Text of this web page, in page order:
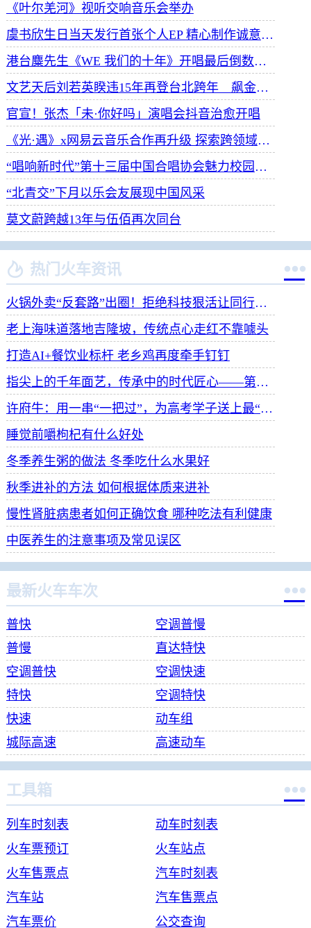
《叶尔羌河》视听交响音乐会举办
虞书欣生日当天发行首张个人EP 精心制作诚意满满
港台麋先生《WE 我们的十年》开唱最后倒数 惊喜释出10周年纪念单曲宠粉
文艺天后刘若英睽违15年再登台北跨年 飙金嗓演唱经典招牌歌掀回忆杀
官宣！张杰「未·你好吗」演唱会抖音治愈开唱
《光·遇》x网易云音乐合作再升级 探索跨领域社交新体验
“唱响新时代”第十三届中国合唱协会魅力校园合唱展演开幕
“北青交”下月以乐会友展现中国风采
莫文蔚跨越13年与伍佰再次同台
 热门火车资讯 
火锅外卖“反套路”出圈！拒绝科技狠活让同行颤抖
老上海味道落地吉隆坡，传统点心走红不靠噱头
打造AI+餐饮业标杆 老乡鸡再度牵手钉钉
指尖上的千年面艺，传承中的时代匠心——第八届“安琪酵母杯”中华发酵面食大赛武汉赛区开赛
许府牛：用一串“一把过”，为高考学子送上最“牛”祝福
睡觉前嚼枸杞有什么好处
冬季养生粥的做法 冬季吃什么水果好
秋季进补的方法 如何根据体质来进补
慢性肾脏病患者如何正确饮食 哪种吃法有利健康
中医养生的注意事项及常见误区
最新火车车次 
普快
空调普慢
普慢
直达特快
空调普快
空调快速
特快
空调特快
快速
动车组
城际高速
高速动车
工具箱 
列车时刻表
动车时刻表
火车票预订
火车站点
火车售票点
汽车时刻表
汽车站
汽车售票点
汽车票价
公交查询